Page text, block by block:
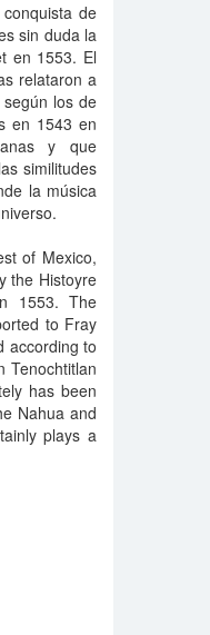
de
sin duda la
en 1553. El
relataron a
los de
en 1543 en
y que
similitudes
la música
of Mexico,
the Histoyre
1553. The
to Fray
according to
Tenochtitlan
has been
Nahua and
plays a